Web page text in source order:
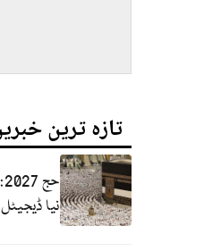
تازہ ترین
نیا